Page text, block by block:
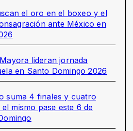
el oro en el boxeo y el
ante México en
lideran jornada
en Santo Domingo 2026
suma 4 finales y cuatro
mismo pase este 6 de